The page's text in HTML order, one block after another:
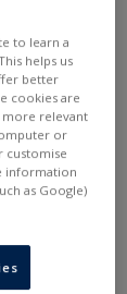
to learn a
helps us
better
cookies are
more relevant
or
customise
information
as Google)